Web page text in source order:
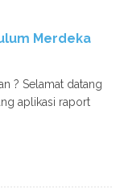
Merdeka
? Selamat datang
aplikasi raport